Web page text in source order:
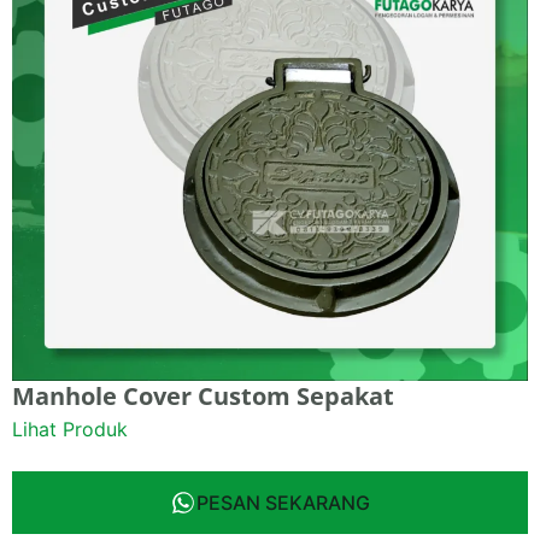
Manhole Cover Custom Sepakat
Lihat Produk
PESAN SEKARANG